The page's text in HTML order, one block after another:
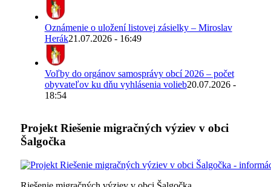
Oznámenie o uložení listovej zásielky – Miroslav
Herák21.07.2026 - 16:49
Voľby do orgánov samosprávy obcí 2026 – počet
obyvateľov ku dňu vyhlásenia volieb20.07.2026 -
18:54
Projekt Riešenie migračných výziev v obci
Šalgočka